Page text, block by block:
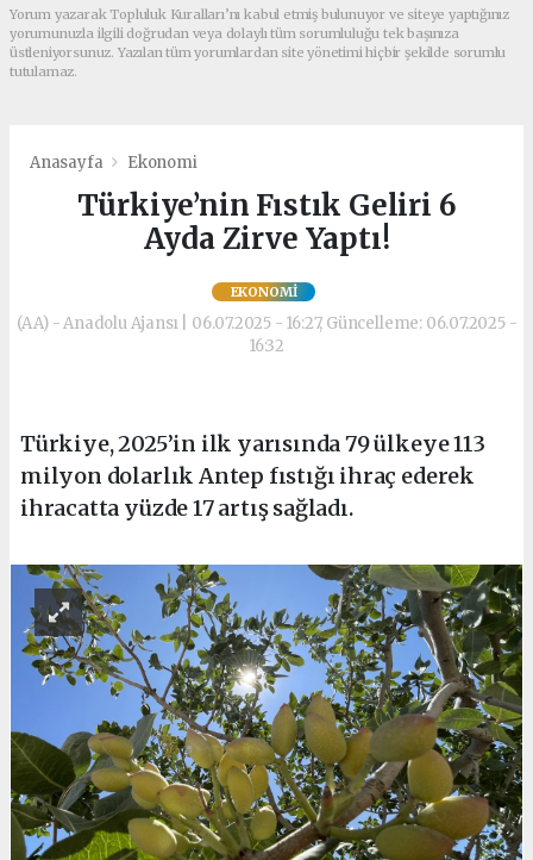
Yorum yazarak Topluluk Kuralları’nı kabul etmiş bulunuyor ve siteye yaptığınız
yorumunuzla ilgili doğrudan veya dolaylı tüm sorumluluğu tek başınıza
üstleniyorsunuz. Yazılan tüm yorumlardan site yönetimi hiçbir şekilde sorumlu
tutulamaz.
Anasayfa Ekonomi
Türkiye’nin Fıstık Geliri 6
Ayda Zirve Yaptı!
EKONOMI
(AA) - Anadolu Ajansı | 06.07.2025 - 16:27, Güncelleme: 06.07.2025 -
16:32
Türkiye, 2025’in ilk yarısında 79 ülkeye 113
milyon dolarlık Antep fıstığı ihraç ederek
ihracatta yüzde 17 artış sağladı.